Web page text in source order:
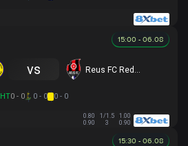
15:00 - 06.08
vs
HT0 - 0 0 - 0 0 - 0
0.80 1/1.5
1.00
0.90
3 0.90
15:30 - 06.08